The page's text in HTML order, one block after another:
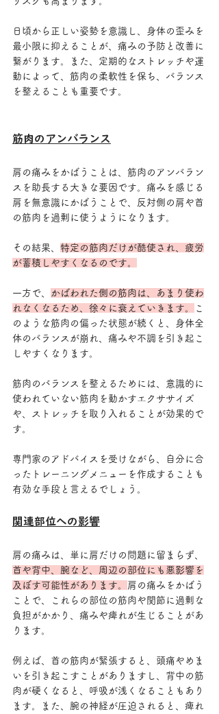
日頃から正しい姿勢を意識し、身体の歪みを
最小限に抑えることが、痛みの予防と改善に
繋がります。また、定期的なストレッチや運
動によって、筋肉の柔軟性を保ち、バランス
を整えることも重要です。
筋肉のアンバランス
肩の痛みをかばうことは、筋肉のアンバラン
スを助長する大きな要因です。痛みを感じる
肩を無意識にかばうことで、反対側の肩や首
の筋肉を過剰に使うようになります。
その結果、 特定の筋肉だけが酷使され、疲労
が蓄積しやすくなるのです。
一方で、
かばわれた側の筋肉は、あまり使わ
れなくなるため、徐々に衰えていきます。
こ
のような筋肉の偏った状態が続くと、身体全
体のバランスが崩れ、痛みや不調を引き起こ
しやすくなります。
筋肉のバランスを整えるためには、意識的に
使われていない筋肉を動かすエクササイズ
や、ストレッチを取り入れることが効果的で
す。
専門家のアドバイスを受けながら、自分に合
ったトレーニングメニューを作成することも
有効な手段と言えるでしょう。
関連部位への影響
肩の痛みは、単に肩だけの問題に留まらず、
首や背中、腕など、周辺の部位にも悪影響を
及ぼす可能性があります。 肩の痛みをかばう
ことで、これらの部位の筋肉や関節に過剰な
負担がかかり、痛みや痺れが生じることがあ
ります。
例えば、首の筋肉が緊張すると、頭痛やめま
いを引き起こすことがありますし、背中の筋
肉が硬くなると、呼吸が浅くなることもあり
ます。また、腕の神経が圧迫されると、痺れ